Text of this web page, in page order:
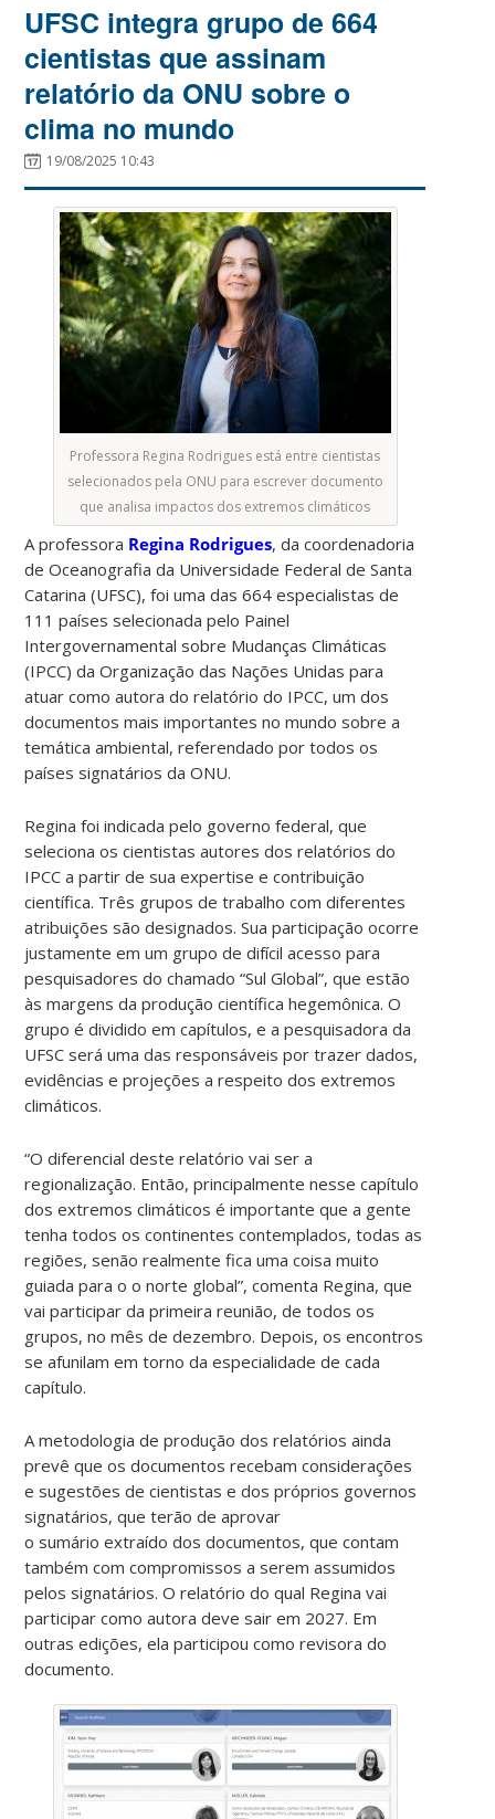
UFSC integra grupo de 664
cientistas que assinam
relatório da ONU sobre o
clima no mundo
19/08/2025 10:43
Professora Regina Rodrigues está entre cientistas
selecionados pela ONU para escrever documento
que analisa impactos dos extremos climáticos
A professora Regina Rodrigues, da coordenadoria
de Oceanografia da Universidade Federal de Santa
Catarina (UFSC), foi uma das 664 especialistas de
111 países selecionada pelo Painel
Intergovernamental sobre Mudanças Climáticas
(IPCC) da Organização das Nações Unidas para
atuar como autora do relatório do IPCC, um dos
documentos mais importantes no mundo sobre a
temática ambiental, referendado por todos os
países signatários da ONU.
Regina foi indicada pelo governo federal, que
seleciona os cientistas autores dos relatórios do
IPCC a partir de sua expertise e contribuição
científica. Três grupos de trabalho com diferentes
atribuições são designados. Sua participação ocorre
justamente em um grupo de difícil acesso para
pesquisadores do chamado “Sul Global”, que estão
às margens da produção científica hegemônica. O
grupo é dividido em capítulos, e a pesquisadora da
UFSC será uma das responsáveis por trazer dados,
evidências e projeções a respeito dos extremos
climáticos.
“O diferencial deste relatório vai ser a
regionalização. Então, principalmente nesse capítulo
dos extremos climáticos é importante que a gente
tenha todos os continentes contemplados, todas as
regiões, senão realmente fica uma coisa muito
guiada para o o norte global”, comenta Regina, que
vai participar da primeira reunião, de todos os
grupos, no mês de dezembro. Depois, os encontros
se afunilam em torno da especialidade de cada
capítulo.
A metodologia de produção dos relatórios ainda
prevê que os documentos recebam considerações
e sugestões de cientistas e dos próprios governos
signatários, que terão de aprovar
o sumário extraído dos documentos, que contam
também com compromissos a serem assumidos
pelos signatários. O relatório do qual Regina vai
participar como autora deve sair em 2027. Em
outras edições, ela participou como revisora do
documento.